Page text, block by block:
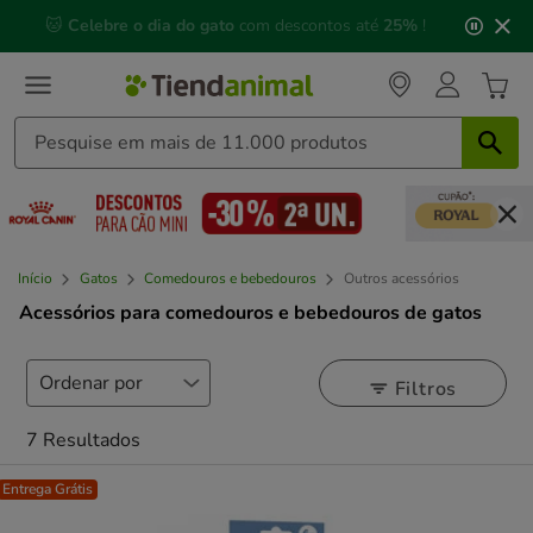
3,
mensagem,
📅 Compre até às 13h00 e receba a sua encomenda no
próximo dia útil⏰
Início Gatos Comedouros e bebedouros Outros acessórios
Acessórios para comedouros e bebedouros de gatos
Filtros
7 Resultados
Entrega Grátis